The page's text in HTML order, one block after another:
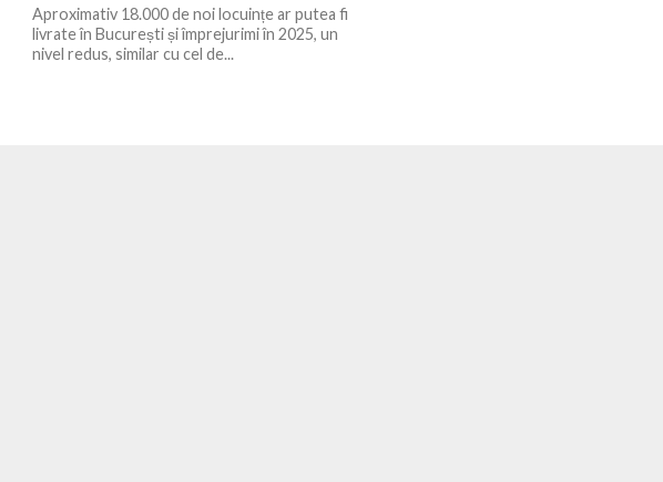
Aproximativ 18.000 de noi locuințe ar putea fi
livrate în București și împrejurimi în 2025, un
nivel redus, similar cu cel de...